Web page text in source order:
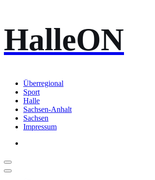
Inhalt
springen
HalleON
Überregional
Sport
Halle
Sachsen-Anhalt
Sachsen
Impressum